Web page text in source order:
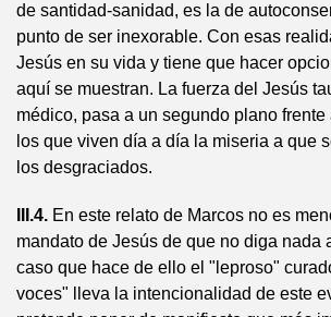
de santidad-sanidad, es la de
punto de ser inexorable. Con esas
Jesús en su vida y tiene que hacer
aquí se muestran. La fuerza del Jesús
médico, pasa a un segundo plano
los que viven día a día la miseria a que
los desgraciados.
III.4. En este relato de Marcos no es
mandato de Jesús de que no diga nada
caso que hace de ello el "leproso"
voces" lleva la intencionalidad de este